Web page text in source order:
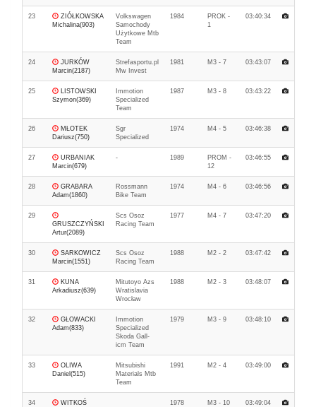
23
ZIÓŁKOWSKA
Michalina(903)
Volkswagen
Samochody
Użytkowe Mtb
Team
1984
PROK -
1
03:40:34
24
JURKÓW
Marcin(2187)
Strefasportu.pl
Mw Invest
1981 M3 - 7 03:43:07
25
LISTOWSKI
Szymon(369)
Immotion
Specialized
Team
1987 M3 - 8 03:43:22
26
MŁOTEK
Dariusz(750)
Sgr
Specialized
1974 M4 - 5 03:46:38
27
URBANIAK
Marcin(679)
- 1989
PROM -
12
03:46:55
28
GRABARA
Adam(1860)
Rossmann
Bike Team
1974 M4 - 6 03:46:56
29
GRUSZCZYŃSKI
Artur(2089)
Scs Osoz
Racing Team
1977 M4 - 7 03:47:20
30
SARKOWICZ
Marcin(1551)
Scs Osoz
Racing Team
1988 M2 - 2 03:47:42
31
KUNA
Arkadiusz(639)
Mitutoyo Azs
Wratislavia
Wrocław
1988 M2 - 3 03:48:07
32
GŁOWACKI
Adam(833)
Immotion
Specialized
Skoda Gall-
icm Team
1979 M3 - 9 03:48:10
33
OLIWA
Daniel(515)
Mitsubishi
Materials Mtb
Team
1991 M2 - 4 03:49:00
34
WITKOŚ
1978 M3 - 10 03:49:04